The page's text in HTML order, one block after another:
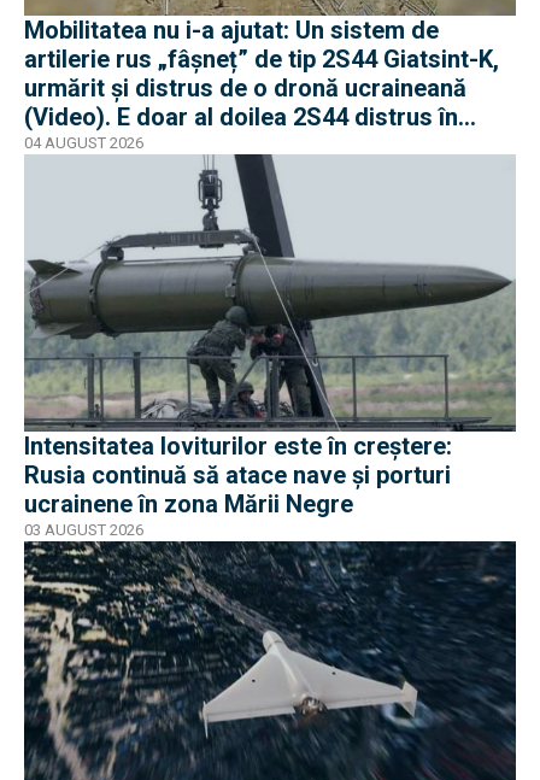
Mobilitatea nu i-a ajutat: Un sistem de
artilerie rus „fâșneț” de tip 2S44 Giatsint-K,
urmărit și distrus de o dronă ucraineană
(Video). E doar al doilea 2S44 distrus în
război
04 AUGUST 2026
Intensitatea loviturilor este în creștere:
Rusia continuă să atace nave și porturi
ucrainene în zona Mării Negre
03 AUGUST 2026